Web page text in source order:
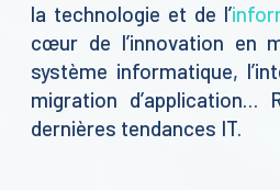
la technologie et de l’
cœur de l’innovation en
système informatique,
migration d’application…
dernières tendances IT.